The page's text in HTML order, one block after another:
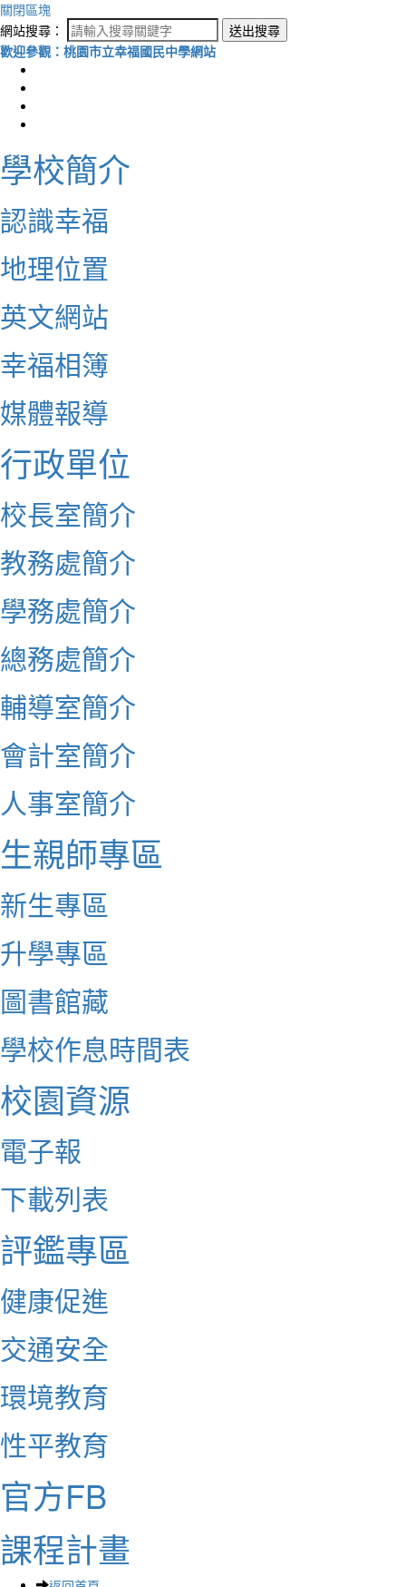
關閉區塊
網站搜尋：
送出搜尋
歡迎參觀：桃園市立幸福國民中學網站
學校簡介
認識幸福
地理位置
英文網站
幸福相簿
媒體報導
行政單位
校長室簡介
教務處簡介
學務處簡介
總務處簡介
輔導室簡介
會計室簡介
人事室簡介
生親師專區
新生專區
升學專區
圖書館藏
學校作息時間表
校園資源
電子報
下載列表
評鑑專區
健康促進
交通安全
環境教育
性平教育
官方FB
課程計畫